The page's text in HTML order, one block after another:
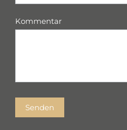
Kommentar
Senden